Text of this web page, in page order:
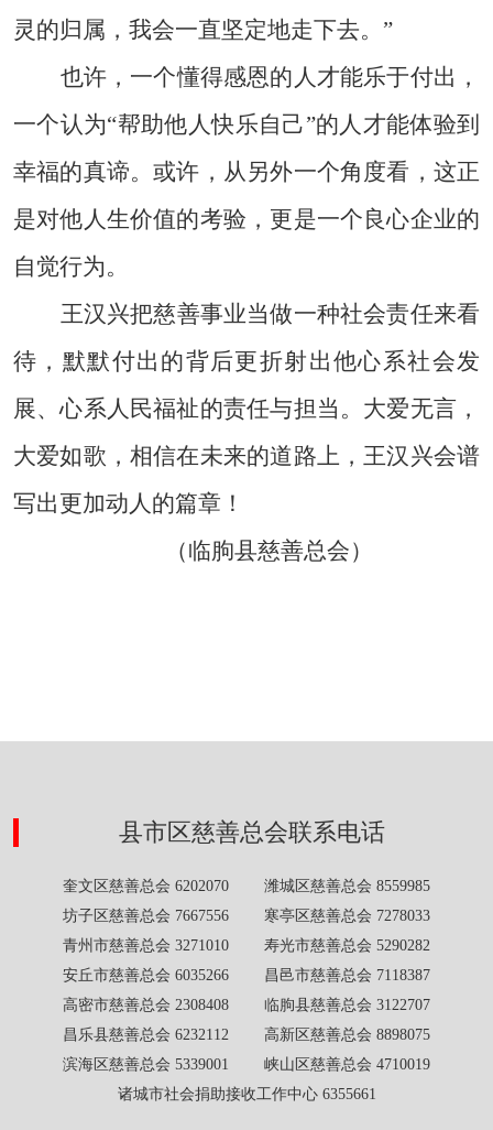
灵的归属，我会一直坚定地走下去。”
也许，一个懂得感恩的人才能乐于付出，
一个认为“帮助他人快乐自己”的人才能体验到
幸福的真谛。或许，从另外一个角度看，这正
是对他人生价值的考验，更是一个良心企业的
自觉行为。
王汉兴把慈善事业当做一种社会责任来看
待，默默付出的背后更折射出他心系社会发
展、心系人民福祉的责任与担当。大爱无言，
大爱如歌，相信在未来的道路上，王汉兴会谱
写出更加动人的篇章！
（临朐县慈善总会）
县市区慈善总会联系电话
奎文区慈善总会 6202070 潍城区慈善总会 8559985
坊子区慈善总会 7667556 寒亭区慈善总会 7278033
青州市慈善总会 3271010 寿光市慈善总会 5290282
安丘市慈善总会 6035266 昌邑市慈善总会 7118387
高密市慈善总会 2308408 临朐县慈善总会 3122707
昌乐县慈善总会 6232112 高新区慈善总会 8898075
滨海区慈善总会 5339001 峡山区慈善总会 4710019
诸城市社会捐助接收工作中心 6355661